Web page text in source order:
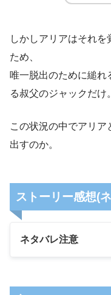
しかしアリアはそれ
ため、
唯一脱出のために縋
る叔父のジャックだけ。
この状況の中でアリ
出すのか。
ストーリー感想(
ネタバレ注意